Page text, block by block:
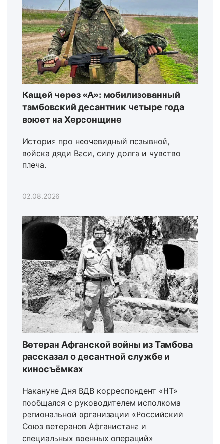
Кащей через «А»: мобилизованный
тамбовский десантник четыре года
воюет на Херсонщине
История про неочевидный позывной,
войска дяди Васи, силу долга и чувство
плеча.
02.08.2026
Ветеран Афганской войны из Тамбова
рассказал о десантной службе и
киносъёмках
Накануне Дня ВДВ корреспондент «НТ»
пообщался с руководителем исполкома
региональной организации «Российский
Союз ветеранов Афганистана и
специальных военных операций»